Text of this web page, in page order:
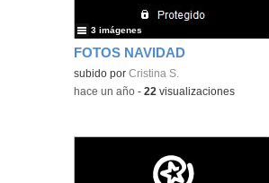
FOTOS NAVIDAD
Contenido educativo.
subido porCristina S.
3 imágenes
-hace un año -22 visualizaciones